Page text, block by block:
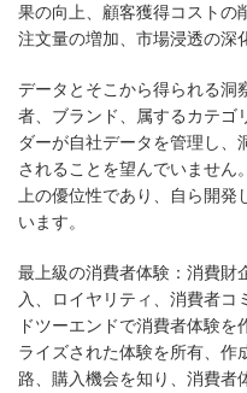
果の向上、顧客獲得コストの
注文量の増加、市場浸透の深
データとそこから得られる洞
者、ブランド、属するカテゴ
ダーが自社データを管理し
されることを望んでいません
上の優位性であり、自ら開
います。
最上級の消費者体験： 消費財
入、ロイヤリティ、消費者
ドツーエンドで消費者体験
ライズされた体験を所有、作
路、購入機会を知り、消費者